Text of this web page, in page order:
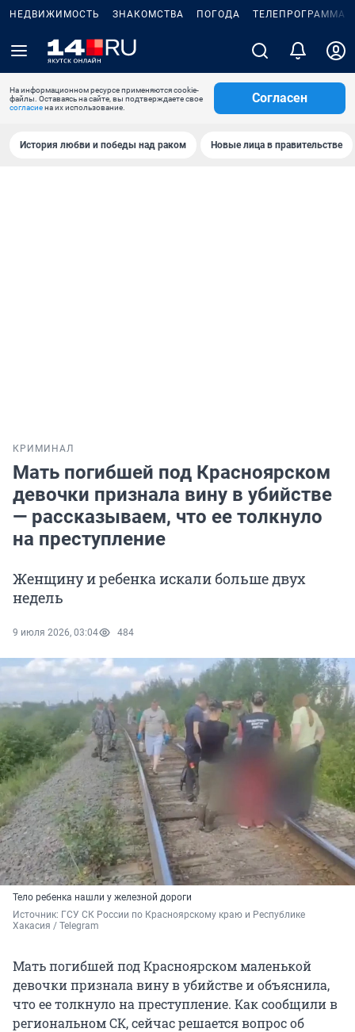
НЕДВИЖИМОСТЬ ЗНАКОМСТВА ПОГОДА ТЕЛЕПРОГРАММА
На информационном ресурсе применяются cookie-
файлы. Оставаясь на сайте, вы подтверждаете свое
согласиена их использование.
Согласен
История любви и победы над раком Новые лица в правительстве
КРИМИНАЛ
Мать погибшей под Красноярском
девочки признала вину в убийстве
— рассказываем, что ее толкнуло
на преступление
Женщину и ребенка искали больше двух
недель
9 июля 2026, 03:04 484
Тело ребенка нашли у железной дороги
Источник: ГСУ СК России по Красноярскому краю и Республике
Хакасия / Telegram
Мать погибшей под Красноярском маленькой
девочки признала вину в убийстве и объяснила,
что ее толкнуло на преступление. Как сообщили в
региональном СК, сейчас решается вопрос об